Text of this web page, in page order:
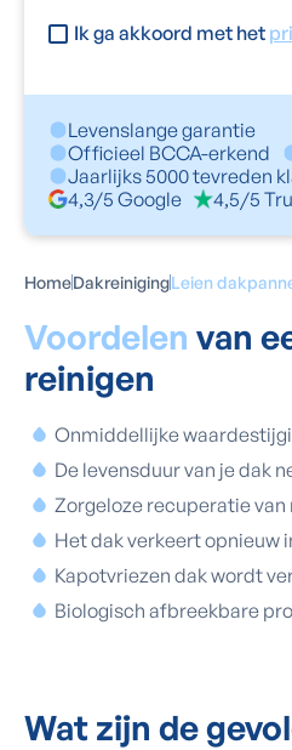
Ik ga akkoord met het
Levenslange garantie
Officieel BCCA-erkend
Jaarlijks 5000 tevreden
4,3/5 Google
4,5/5
HomeDakreinigingLeien
Voordelen van
reinigen
Onmiddellijke
De levensduur van je dak
Zorgeloze recuperatie
Het dak verkeert opnieuw
Kapotvriezen dak wordt
Biologisch afbreekbare
Wat zijn de